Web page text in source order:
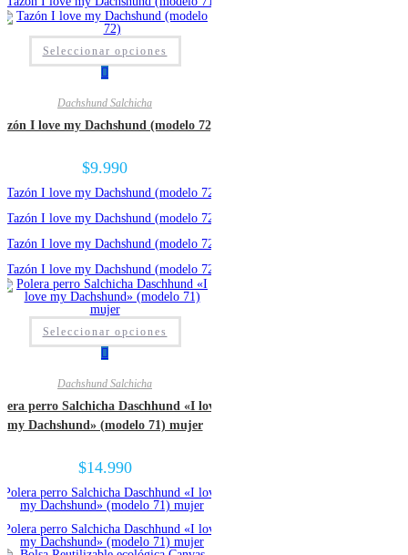
Seleccionar opciones
Dachshund Salchicha
I love my Dachshund (modelo 72)
$9.990
Seleccionar opciones
Dachshund Salchicha
perro Salchicha Daschhund «I love
my Dachshund» (modelo 71) mujer
$14.990